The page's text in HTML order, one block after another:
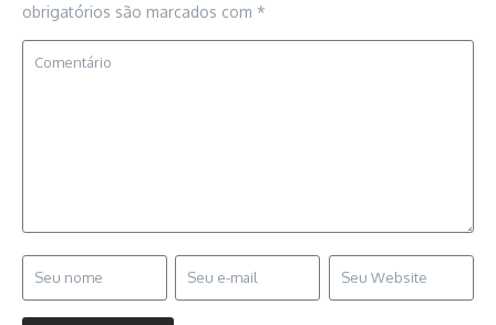
obrigatórios são marcados com *